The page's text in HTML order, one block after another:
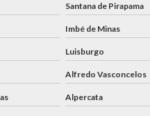
Santana de Pirapama
Imbé de Minas
Luisburgo
Alfredo Vasconcelos
Alpercata